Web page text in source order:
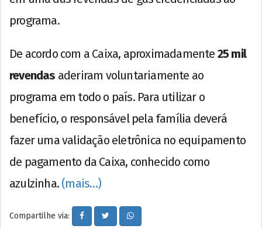
programa.
De acordo com a Caixa, aproximadamente 25 mil
revendas aderiram voluntariamente ao
programa em todo o país. Para utilizar o
benefício, o responsável pela família deverá
fazer uma validação eletrônica no equipamento
de pagamento da Caixa, conhecido como
azulzinha. (mais…)
Compartilhe via: